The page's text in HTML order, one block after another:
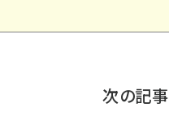
次の記事